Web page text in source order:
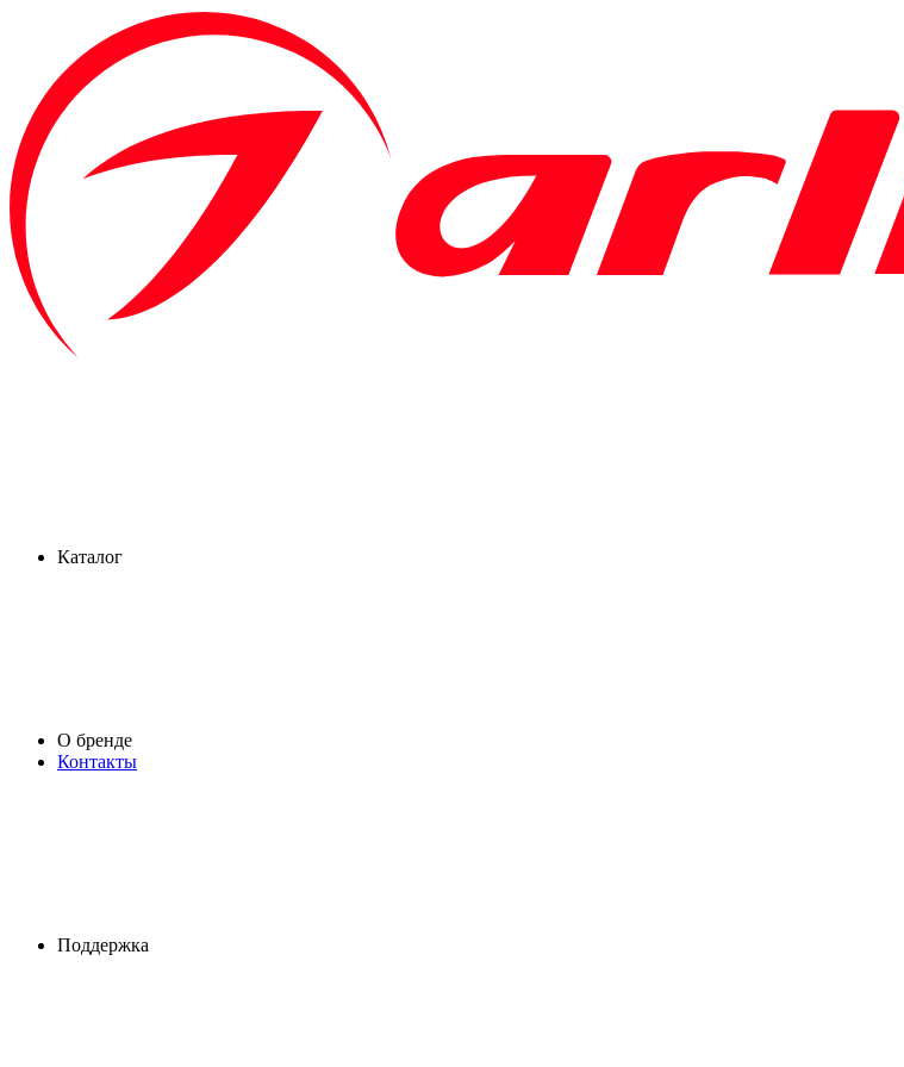
Каталог
О бренде
Контакты
Поддержка